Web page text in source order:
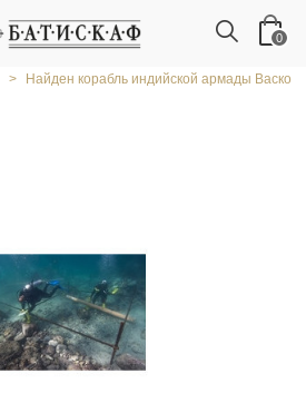
0
>
Найден корабль индийской армады Васко